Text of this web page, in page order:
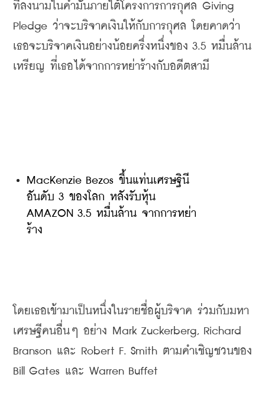
ที่ลงนามในคำมั่นภายใต้โครงการการกุศล Giving
Pledge ว่าจะบริจาคเงินให้กับการกุศล
โดยคาดว่า
เธอจะบริจาคเงินอย่างน้อยครึ่งหนึ่งของ 3.5 หมื่นล้าน
เหรียญ ที่เธอได้จากการหย่าร้างกับอดีตสามี
MacKenzie Bezos ขึ้นแท่นเศรษฐินี
อันดับ 3 ของโลก หลังรับหุ้น
AMAZON 3.5 หมื่นล้าน จากการหย่า
ร้าง
โดยเธอเข้ามาเป็นหนึ่งในรายชื่อผู้บริจาค ร่วมกับมหา
เศรษฐีคนอื่นๆ อย่าง Mark Zuckerberg, Richard
Branson และ Robert F. Smith ตามคำเชิญชวนของ
Bill Gates และ Warren Buffet